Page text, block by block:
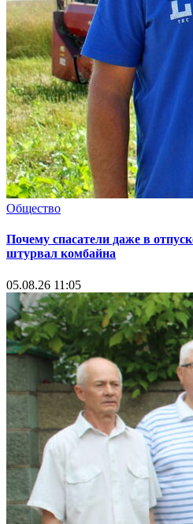
Общество
Почему спасатели даже в
штурвал комбайна
05.08.26 11:05